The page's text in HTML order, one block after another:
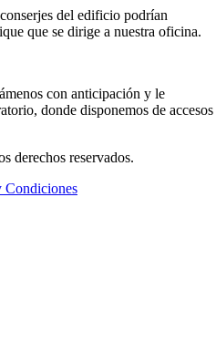
del edificio podrían
que se dirige a nuestra oficina.
con anticipación y le
donde disponemos de accesos
derechos reservados.
Condiciones